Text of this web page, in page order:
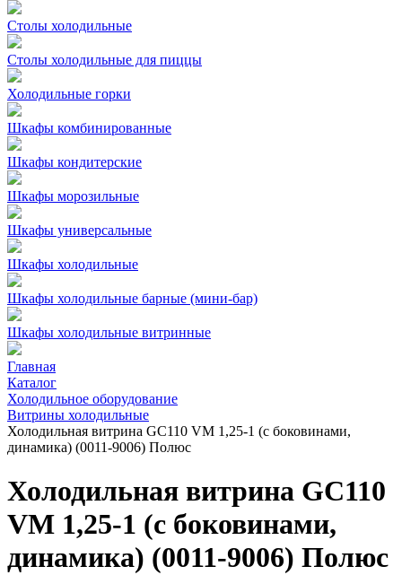
Столы холодильные
Столы холодильные для пиццы
Холодильные горки
Шкафы комбинированные
Шкафы кондитерские
Шкафы морозильные
Шкафы универсальные
Шкафы холодильные
Шкафы холодильные барные (мини-бар)
Шкафы холодильные витринные
Главная
Каталог
Холодильное оборудование
Витрины холодильные
Холодильная витрина GC110 VM 1,25-1 (с боковинами,
динамика) (0011-9006) Полюс
Холодильная витрина GC110
VM 1,25-1 (с боковинами,
динамика) (0011-9006) Полюс